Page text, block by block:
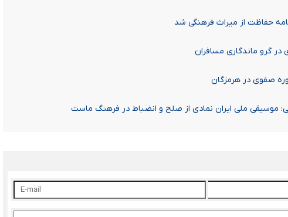
حفاظت از میراث فرهنگی شد
گرو ماندگاری مسافران
صفوی در هرمزگان
موسیقی ملی ایران نمادی از صلح و انضباط در فرهنگ ماست